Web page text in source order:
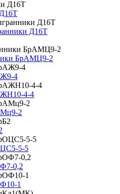
Д16Т
БрАМЦ9-2
4
4-4
2
5-5
0,2
1